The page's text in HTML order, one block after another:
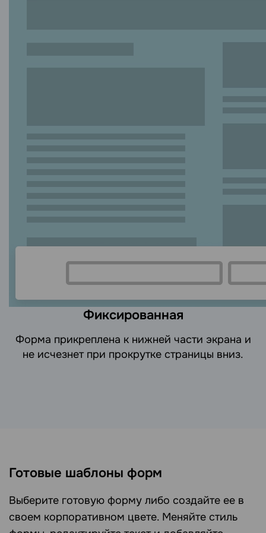
Фиксированная
Форма прикреплена к нижней части экрана и
не исчезнет при прокрутке страницы вниз.
Готовые шаблоны форм
Выберите готовую форму либо создайте ее в
своем корпоративном цвете. Меняйте стиль